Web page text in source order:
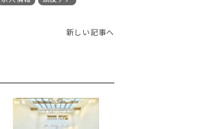
新しい記事へ